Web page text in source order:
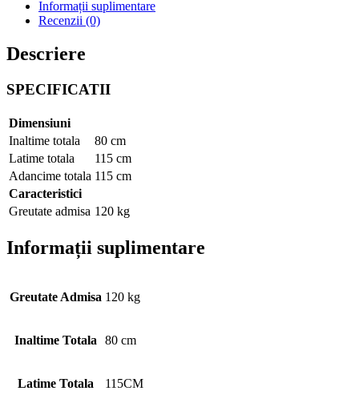
Informații suplimentare
Recenzii (0)
Descriere
SPECIFICATII
Dimensiuni
Inaltime totala
80 cm
Latime totala
115 cm
Adancime totala 115 cm
Caracteristici
Greutate admisa 120 kg
Informații suplimentare
Greutate Admisa 120 kg
Inaltime Totala 80 cm
Latime Totala 115CM